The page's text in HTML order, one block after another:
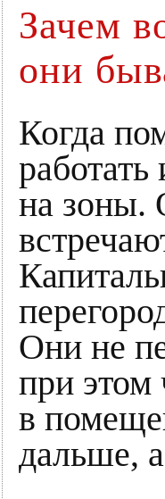
Зачем
они
Когда
на зоны.
Они не
при этом
в
дальше,